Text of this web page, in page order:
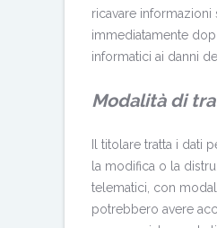
ricavare
immediatamente
informatici ai danni
Modalità di
Il titolare tratta i dati
la modifica o la
telematici, con
potrebbero avere